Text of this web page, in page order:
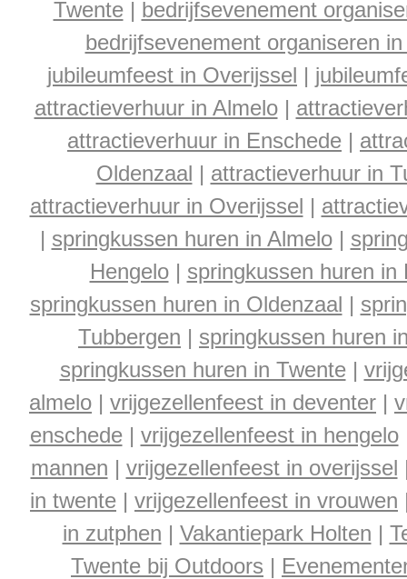
Twente| bedrijfsevenement
bedrijfsevenement organiseren
jubileumfeest in Overijssel |
attractieverhuur in Almelo|
attractieverhuur in Enschede |
Oldenzaal | attractieverhuur in
attractieverhuur in Overijssel |
| springkussen huren in Almelo|
Hengelo| springkussen huren in
springkussen huren in Oldenzaal |
Tubbergen | springkussen huren
springkussen huren in Twente|
almelo | vrijgezellenfeest in deventer |
enschede| vrijgezellenfeest in hengelo
mannen | vrijgezellenfeest in overijssel
in twente | vrijgezellenfeest in vrouwen
in zutphen | Vakantiepark Holten |
Twente bij Outdoors |